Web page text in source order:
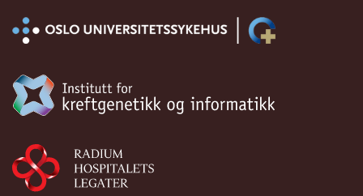
M-klassifikasjon
M0 – ingen fjernspredning
M1 – fjernspredning